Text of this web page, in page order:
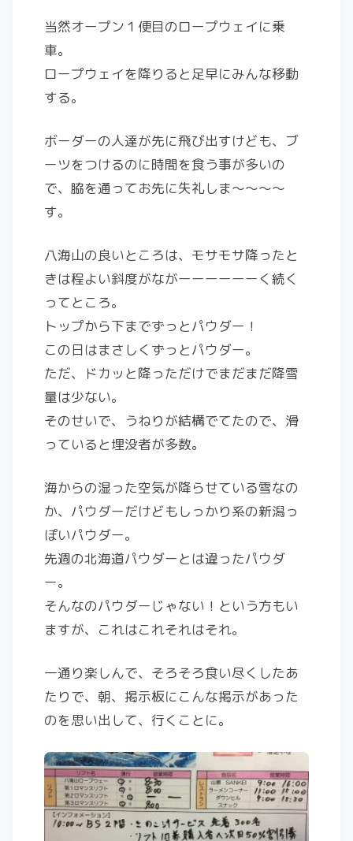
当然オープン１便目のロープウェイに乗
車。
ロープウェイを降りると足早にみんな移動
する。
ボーダーの人達が先に飛び出すけども、ブ
ーツをつけるのに時間を食う事が多いの
で、脇を通ってお先に失礼しま〜〜〜〜
す。
八海山の良いところは、モサモサ降ったと
きは程よい斜度がながーーーーーーく続く
ってところ。
トップから下までずっとパウダー！
この日はまさしくずっとパウダー。
ただ、ドカッと降っただけでまだまだ降雪
量は少ない。
そのせいで、うねりが結構でてたので、滑
っていると埋没者が多数。
海からの湿った空気が降らせている雪なの
か、パウダーだけどもしっかり系の新潟っ
ぽいパウダー。
先週の北海道パウダーとは違ったパウダ
ー。
そんなのパウダーじゃない！という方もい
ますが、これはこれそれはそれ。
一通り楽しんで、そろそろ食い尽くしたあ
たりで、朝、掲示板にこんな掲示があった
のを思い出して、行くことに。